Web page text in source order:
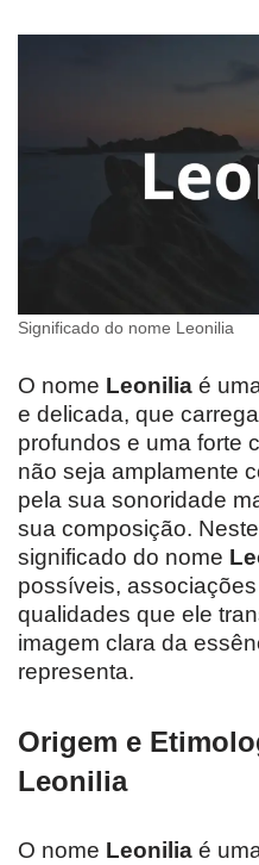
Significado do nome Leonilia
O nome Leonilia é
e delicada, que
profundos e uma forte
não seja amplamente
pela sua sonoridade
sua composição.
significado do nome
possíveis,
qualidades que ele
imagem clara da
representa.
Origem e
Leonilia
O nome Leonilia é